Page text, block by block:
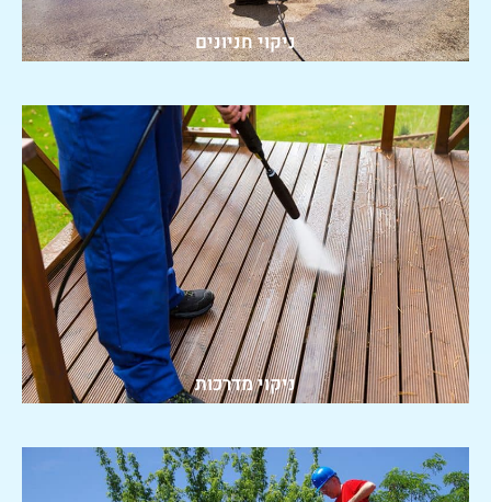
ניקוי חניונים
ניקוי מדרכות